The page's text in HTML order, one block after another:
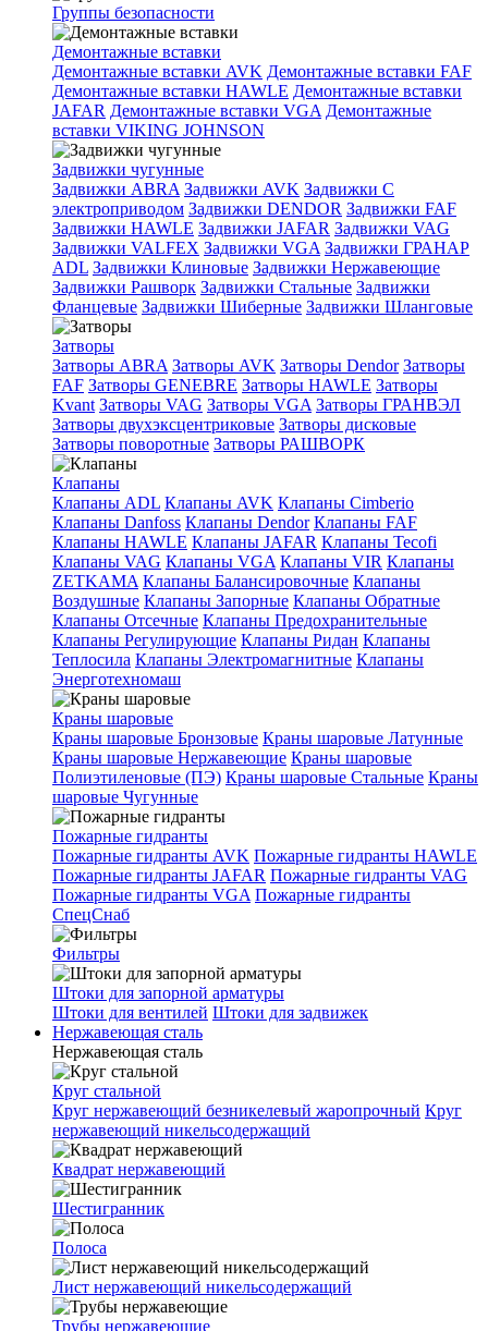
Группы безопасности
Демонтажные вставки
Демонтажные вставки AVK Демонтажные вставки FAF
Демонтажные вставки HAWLE Демонтажные вставки
JAFAR Демонтажные вставки VGA Демонтажные
вставки VIKING JOHNSON
Задвижки чугунные
Задвижки ABRA Задвижки AVK Задвижки C
электроприводом Задвижки DENDOR Задвижки FAF
Задвижки HAWLE Задвижки JAFAR Задвижки VAG
Задвижки VALFEX Задвижки VGA Задвижки ГРАНАР
ADL Задвижки Клиновые Задвижки Нержавеющие
Задвижки Рашворк Задвижки Стальные Задвижки
Фланцевые Задвижки Шиберные Задвижки Шланговые
Затворы
Затворы ABRA Затворы AVK Затворы Dendor Затворы
FAF Затворы GENEBRE Затворы HAWLE Затворы
Kvant Затворы VAG Затворы VGA Затворы ГРАНВЭЛ
Затворы двухэксцентриковые Затворы дисковые
Затворы поворотные Затворы РАШВОРК
Клапаны
Клапаны ADL Клапаны AVK Клапаны Cimberio
Клапаны Danfoss Клапаны Dendor Клапаны FAF
Клапаны HAWLE Клапаны JAFAR Клапаны Tecofi
Клапаны VAG Клапаны VGA Клапаны VIR Клапаны
ZETKAMA Клапаны Балансировочные Клапаны
Воздушные Клапаны Запорные Клапаны Обратные
Клапаны Отсечные Клапаны Предохранительные
Клапаны Регулирующие Клапаны Ридан Клапаны
Теплосила Клапаны Электромагнитные Клапаны
Энерготехномаш
Краны шаровые
Краны шаровые Бронзовые Краны шаровые Латунные
Краны шаровые Нержавеющие Краны шаровые
Полиэтиленовые (ПЭ) Краны шаровые Стальные Краны
шаровые Чугунные
Пожарные гидранты
Пожарные гидранты AVK Пожарные гидранты HAWLE
Пожарные гидранты JAFAR Пожарные гидранты VAG
Пожарные гидранты VGA Пожарные гидранты
СпецСнаб
Фильтры
Штоки для запорной арматуры
Штоки для вентилей Штоки для задвижек
Нержавеющая сталь
Нержавеющая сталь
Круг стальной
Круг нержавеющий безникелевый жаропрочный Круг
нержавеющий никельсодержащий
Квадрат нержавеющий
Шестигранник
Полоса
Лист нержавеющий никельсодержащий
Трубы нержавеющие